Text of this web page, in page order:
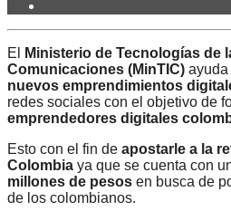
El
Ministerio de Tecnologías de
Comunicaciones (MinTIC)
nuevos emprendimientos
redes sociales con el objetivo de
emprendedores digitales
Esto con el fin de apostarle a la
Colombia ya que se cuenta con
millones de pesos en busca de
de los colombianos.